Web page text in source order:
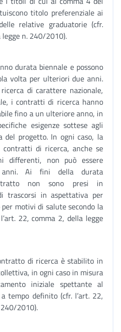
titolo preferenziale ai
relative graduatorie (cfr.
legge n. 240/2010).
durata biennale e possono
volta per ulteriori due anni.
di carattere nazionale,
i contratti di ricerca hanno
fino a un ulteriore anno, in
esigenze sottese agli
progetto. In ogni caso, la
contratti di ricerca, anche se
differenti, non può essere
Ai fini della durata
non sono presi in
trascorsi in aspettativa per
motivi di salute secondo la
22, comma 2, della legge
di ricerca è stabilito in
in ogni caso in misura
iniziale spettante al
tempo definito (cfr. l’art. 22,
2010).